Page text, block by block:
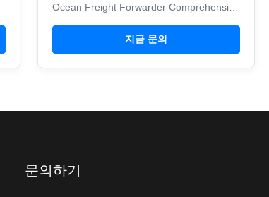
Ocean Freight Forwarder Comprehensive
China to USA and Canada, specializing in
commercial refrigeration equipment and
지금 문의
문의하기